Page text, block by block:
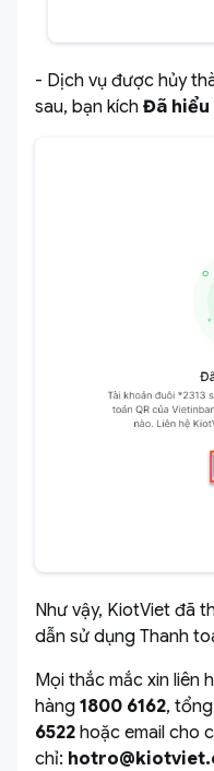
- Dịch vụ được hủy
sau, bạn kích Đã hiểu
Như vậy, KiotViet đã
dẫn sử dụng Thanh
Mọi thắc mắc xin liên
hàng 1800 6162,
6522 hoặc email cho
chỉ: